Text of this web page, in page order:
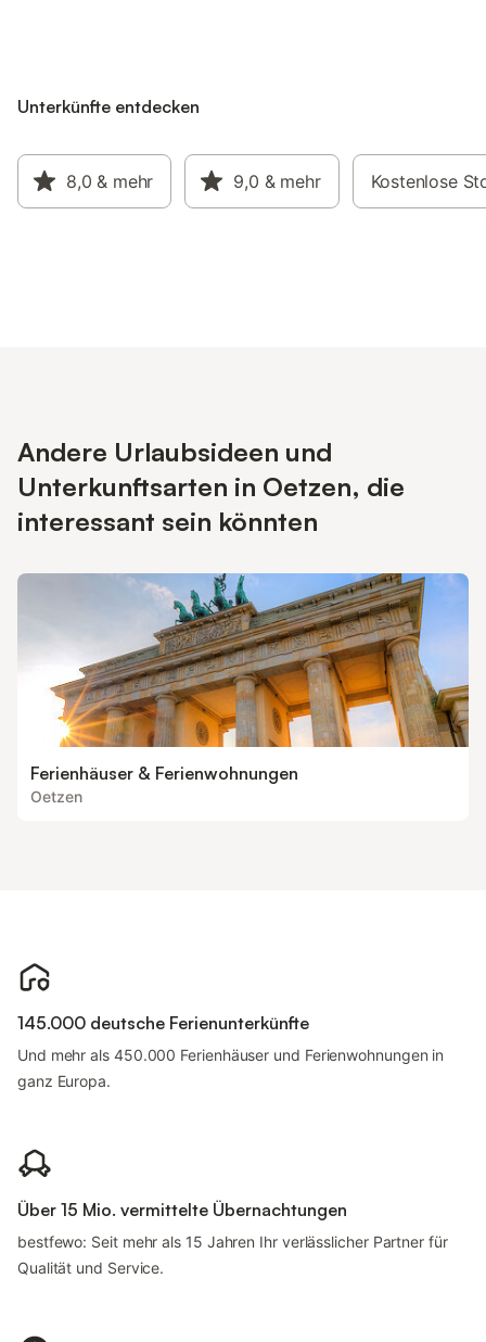
Unterkünfte entdecken
8,0 & mehr 9,0 & mehr Kostenlose
Andere Urlaubsideen und
Unterkunftsarten in Oetzen, die
interessant sein könnten
Ferienhäuser & Ferienwohnungen
Oetzen
145.000 deutsche Ferienunterkünfte
Und mehr als 450.000 Ferienhäuser und Ferienwohnungen in
ganz Europa.
Über 15 Mio. vermittelte Übernachtungen
bestfewo: Seit mehr als 15 Jahren Ihr verlässlicher Partner für
Qualität und Service.